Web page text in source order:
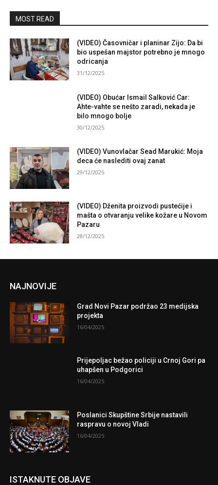
MOST READ
(VIDEO) Časovničar i planinar Zijo: Da bi
bio uspešan majstor potrebno je mnogo
odricanja
31/12/2025
(VIDEO) Obućar Ismail Salković Car:
Ahte-vahte se nešto zaradi, nekada je
bilo mnogo bolje
30/12/2025
(VIDEO) Vunovlačar Sead Marukić: Moja
deca će naslediti ovaj zanat
29/12/2025
(VIDEO) Dženita proizvodi pustećije i
mašta o otvaranju velike kožare u Novom
Pazaru
28/12/2025
NAJNOVIJE
Grad Novi Pazar podržao 23 medijska
projekta
16/04/2025
Prijepoljac bežao policiji u Crnoj Gori pa
uhapšen u Podgorici
16/04/2025
Poslanici Skupštine Srbije nastavili
raspravu o novoj Vladi
16/04/2025
ISTAKNUTE OBJAVE